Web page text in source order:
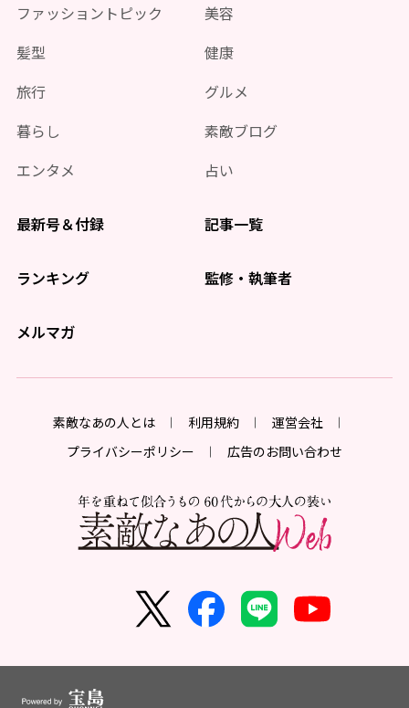
ファッショントピック
美容
髪型
健康
旅行
グルメ
暮らし
素敵ブログ
エンタメ
占い
最新号＆付録 記事一覧
ランキング 監修・執筆者
メルマガ
素敵なあの人とは 利用規約
運営会社
プライバシーポリシー
広告のお問い合わせ